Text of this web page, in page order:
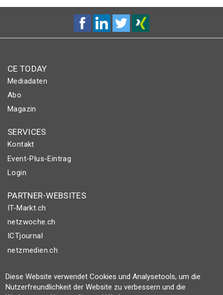
CE TODAY
Mediadaten
Abo
Magazin
SERVICES
Kontakt
Event-Plus-Eintrag
Login
PARTNER-WEBSITES
IT-Markt.ch
netzwoche.ch
ICTjournal
netzmedien.ch
© NETZMEDIEN AG 2026
Impressum
Diese Website verwendet Cookies und Analysetools, um die
Nutzerfreundlichkeit der Website zu verbessern und die